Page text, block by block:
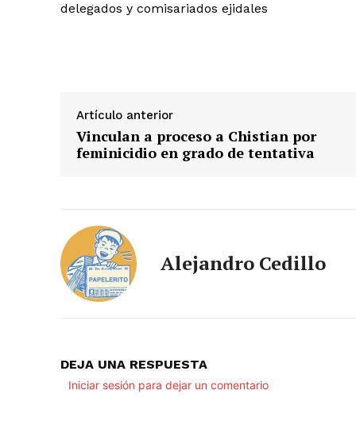
delegados y comisariados ejidales
Artículo anterior
Vinculan a proceso a Chistian por
feminicidio en grado de tentativa
Alejandro Cedillo
DEJA UNA RESPUESTA
Iniciar sesión para dejar un comentario